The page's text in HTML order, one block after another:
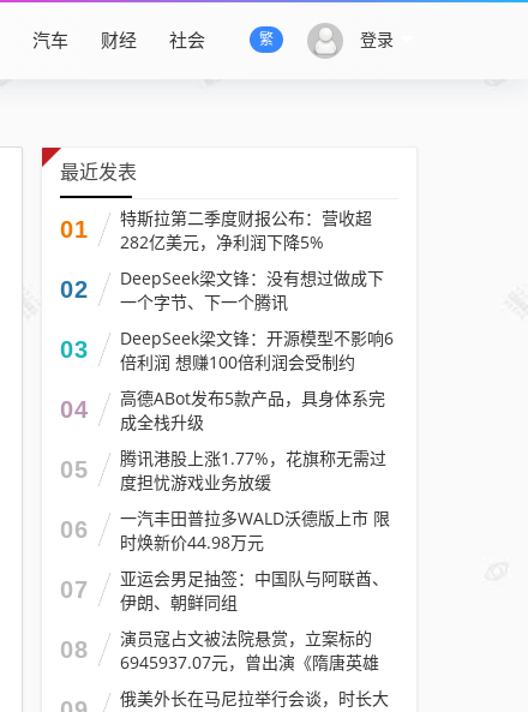
登录
繁
汽车 财经 社会
最近发表
01
特斯拉第二季度财报公布：营收超
282亿美元，净利润下降5%
02
DeepSeek梁文锋：没有想过做成下
一个字节、下一个腾讯
03
DeepSeek梁文锋：开源模型不影响6
倍利润 想赚100倍利润会受制约
04
高德ABot发布5款产品，具身体系完
成全栈升级
05
腾讯港股上涨1.77%，花旗称无需过
度担忧游戏业务放缓
06
一汽丰田普拉多WALD沃德版上市 限
时焕新价44.98万元
07
亚运会男足抽签：中国队与阿联酋、
伊朗、朝鲜同组
08
演员寇占文被法院悬赏，立案标的
6945937.07元，曾出演《隋唐英雄
传》《逐玉》《镖人》等
俄美外长在马尼拉举行会谈，时长大